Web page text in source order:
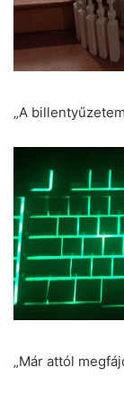
„A
„Már attól